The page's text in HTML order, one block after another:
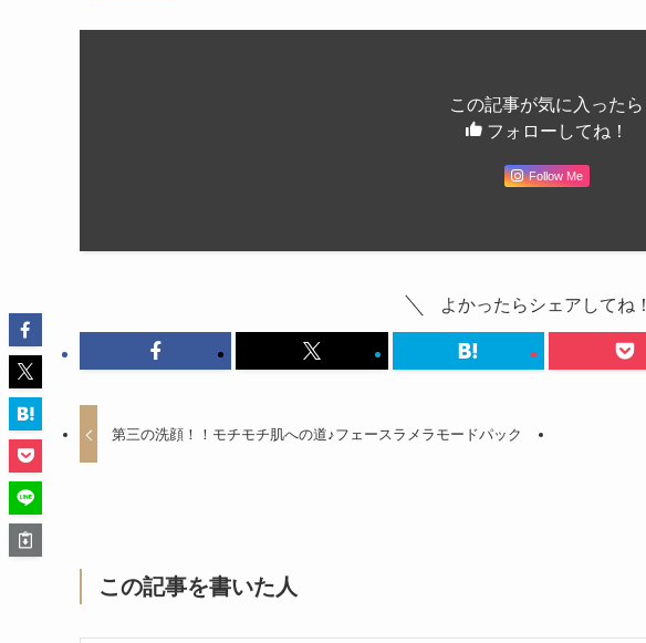
この記事が気に入ったら
フォローしてね！
Follow Me
よかったらシェアしてね！
第三の洗顔！！モチモチ肌への道♪フェースラメラモードパック
この記事を書いた人